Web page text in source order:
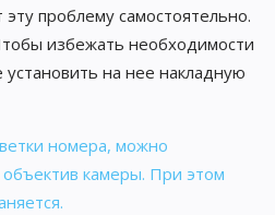
проблему самостоятельно.
избежать необходимости
на нее накладную
номера, можно
объектив камеры. При этом